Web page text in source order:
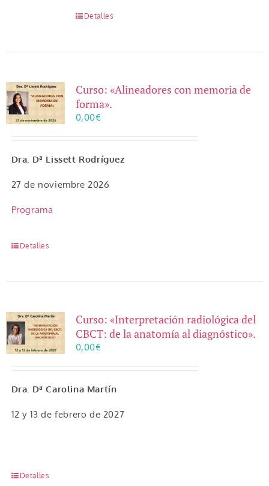
Detalles
Curso: «Alineadores con memoria de
forma».
0,00€
Dra. Dª Lissett Rodríguez
27 de noviembre 2026
Programa
Detalles
Curso: «Interpretación radiológica del
CBCT: de la anatomía al diagnóstico».
0,00€
Dra. Dª Carolina Martín
12 y 13 de febrero de 2027
Detalles